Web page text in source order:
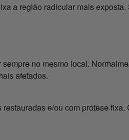
a região radicular mais
no mesmo local.
afetados.
e/ou com prótese